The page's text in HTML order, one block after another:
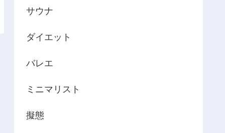
サウナ
ダイエット
バレエ
ミニマリスト
擬態